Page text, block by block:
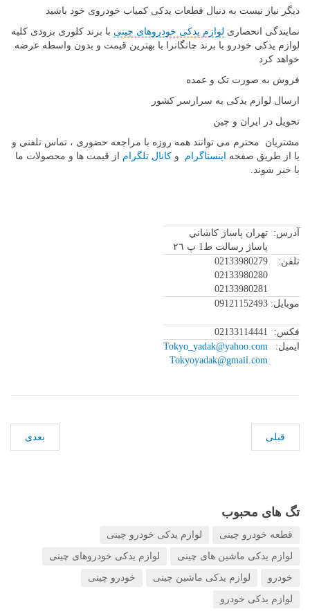
دیگر نیاز نیست به دنبال قطعات یدکی کمیاب خودروی خود باشید
نمایندگی انحصاری لوازم یدکی خودروهای چینی با برند کلوری بزودی کلیه
لوازم یدکی خودرو با برند چانگانرا با بهترین قیمت و بدون واسطه عرضه
خواهد کرد
فروش به صورت تک و عمده
ارسال لوازم یدکی به سرارسر کشور
تحویل در ایران و چین
مشتریان محترم می توانند همه روزه با مراجعه حضوری ، تماس تلفنی و
یا از طریق صفحه
اینستاگرام و کانال تلگرام از قیمت ها و محصولات ما
با خبر شوند.
آدرس: تهران پاساژ كاشاني
پاساژ رسالت ط1 پ ٢٦
تلفن:
02133980279
02133980280
02133980281
موبایل: 09121152493
فکس:
02133114441
ایمیل:
Tokyo_yadak@yahoo.com
Tokyoyadak@gmail.com
قبلی بعدی
تگ های محبوب
قطعه خودرو چینی لوازم یدکی خودرو چینی
لوازم یدکی ماشین های چینی لوازم یدکی خودروهای چینی
خودرو لوازم یدکی ماشین چینی خودرو چینی
لوازم یدکی خودرو